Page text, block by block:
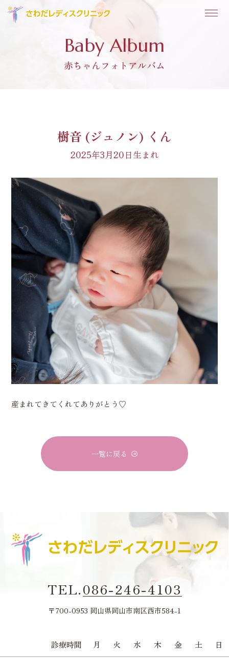
Baby Album
赤ちゃんフォトアルバム
樹音 (ジュノン) くん
2025年3月20日生まれ
産まれてきてくれてありがとう♡
一覧に戻る
TEL.086-246-4103
〒700-0953 岡山県岡山市南区西市584-1
診療時間 月 火 水 木 金 土 日